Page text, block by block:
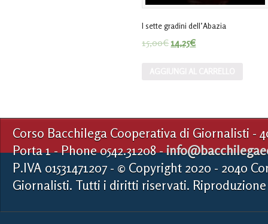
I sette gradini dell’Abazia
15,00€14,25€
Corso Bacchilega Cooperativa di Giornalisti -
Porta 1 - Phone 0542.31208 -
P.IVA 01531471207 - © Copyright 2020 - 2040
Giornalisti. Tutti i diritti riservati.